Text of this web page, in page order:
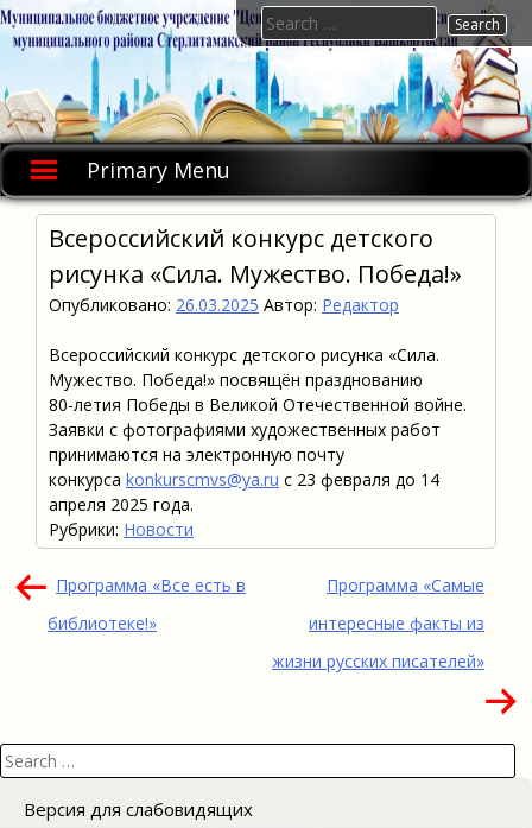
Skip
to
Primary Menu
Search
for:
Всероссийский конкурс детского
рисунка «Сила. Мужество. Победа!»
Опубликовано: 26.03.2025 Автор: Редактор
Всероссийский конкурс детского рисунка «Сила.
Мужество. Победа!» посвящён празднованию
80-летия Победы в Великой Отечественной войне.
Заявки с фотографиями художественных работ
принимаются на электронную почту
конкурса konkurscmvs@ya.ru с 23 февраля до 14
апреля 2025 года.
Рубрики: Новости
Навигация
по
Программа «Все есть в
библиотеке!»
Программа «Самые
интересные факты из
жизни русских писателей»
Search
for:
Версия для слабовидящих